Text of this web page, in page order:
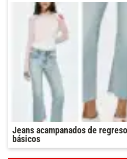
Jeans acampanados de
básicos